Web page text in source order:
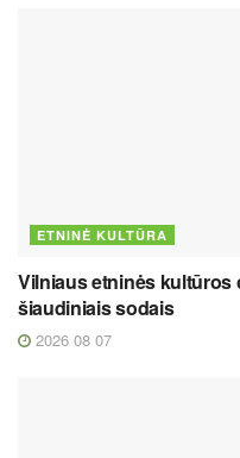
ETNINĖ KULTŪRA
Vilniaus etninės
šiaudiniais sodais
2026 08 07